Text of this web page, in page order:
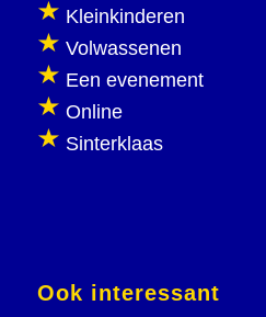
Kleinkinderen
Volwassenen
Een evenement
Online
Sinterklaas
Ook interessant